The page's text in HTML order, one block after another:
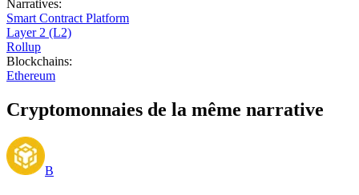
Narratives:
Smart Contract Platform
Layer 2 (L2)
Rollup
Blockchains:
Ethereum
Cryptomonnaies de la même narrative
B